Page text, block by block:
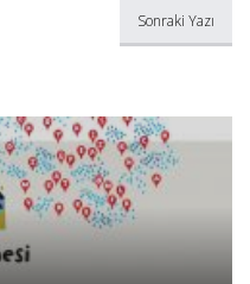
Sonraki Yazı